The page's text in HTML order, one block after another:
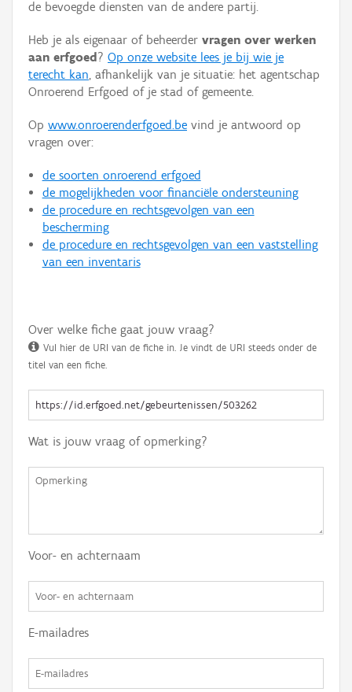
Hergebruik
Aanmelden
de bevoegde diensten van de andere partij.
Heb je als eigenaar of beheerder vragen over werken
aan erfgoed ? Op onze website lees je bij wie je
terecht kan, afhankelijk van je situatie: het agentschap
Onroerend Erfgoed of je stad of gemeente.
Op www.onroerenderfgoed.be vind je antwoord op
vragen over:
de soorten onroerend erfgoed
de mogelijkheden voor financiële ondersteuning
de procedure en rechtsgevolgen van een
bescherming
de procedure en rechtsgevolgen van een vaststelling
van een inventaris
Over welke fiche gaat jouw vraag?
Vul hier de URI van de fiche in. Je vindt de URI steeds onder de
titel van een fiche.
Wat is jouw vraag of opmerking?
Voor- en achternaam
E-mailadres